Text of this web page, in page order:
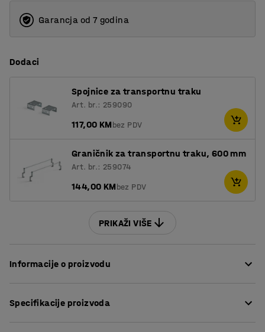
600 Garancja od 7 godina
Dodaci
Spojnice za transportnu traku
Art. br.: 259090
117,00 KMbez PDV
Graničnik za transportnu traku, 600 mm
Art. br.: 259074
144,00 KMbez PDV
PRIKAŽI VIŠE
Informacije o proizvodu
manje do srednje težine.
Specifikacije proizvoda